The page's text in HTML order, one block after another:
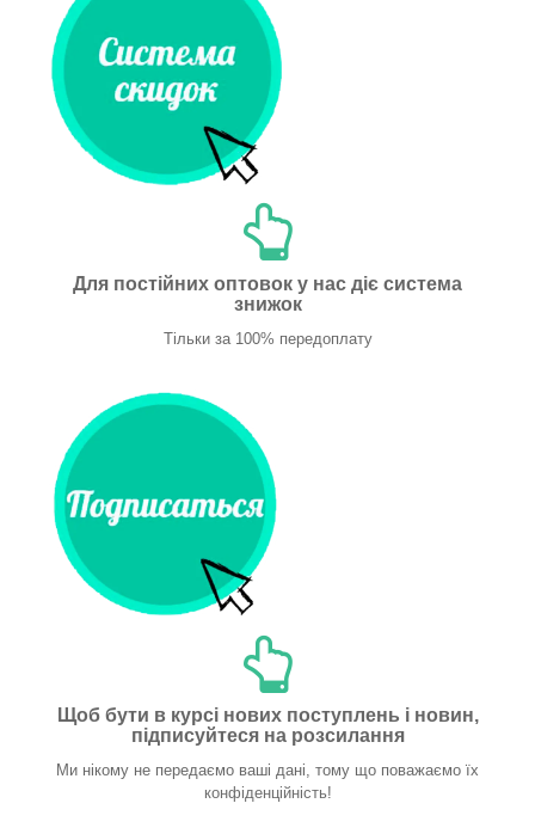
Для постійних оптовок у нас діє система
знижок
Тільки за 100% передоплату
Щоб бути в курсі нових поступлень і новин,
підписуйтеся на розсилання
Ми нікому не передаємо ваші дані, тому що поважаємо їх
конфіденційність!